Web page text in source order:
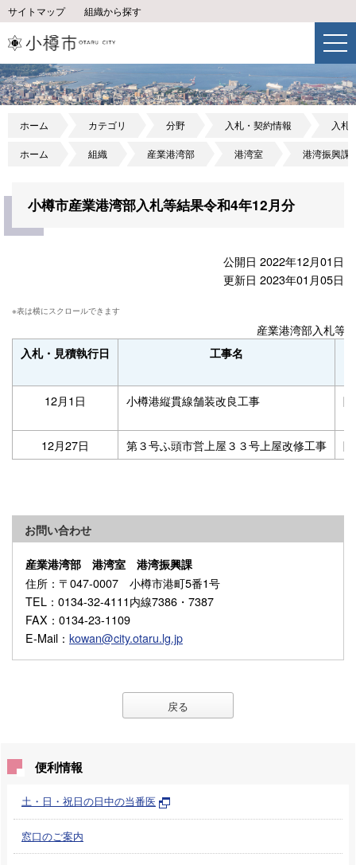
サイトマップ 組織から探す
ホーム カテゴリ 分野 入札・契約情報 入札
ホーム 組織 産業港湾部 港湾室 港湾振興課
小樽市産業港湾部入札等結果令和4年12月分
公開日 2022年12月01日
更新日 2023年01月05日
産業港湾部入札等
入札・見積執行日 工事名
12月1日 小樽港縦貫線舗装改良工事
12月27日 第３号ふ頭市営上屋３３号上屋改修工事
お問い合わせ
産業港湾部 港湾室 港湾振興課
住所 ：〒047-0007 小樽市港町5番1号
TEL ：0134-32-4111内線7386・7387
FAX ：0134-23-1109
E-Mail ： kowan@city.otaru.lg.jp
戻る
便利情報
土・日・祝日の日中の当番医
窓口のご案内